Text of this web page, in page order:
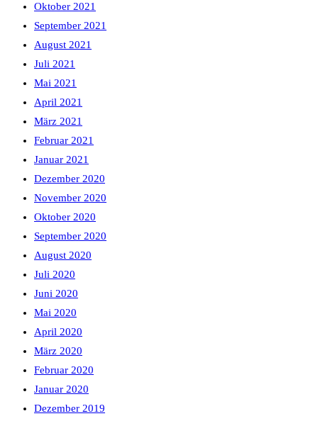
Oktober 2021
September 2021
August 2021
Juli 2021
Mai 2021
April 2021
März 2021
Februar 2021
Januar 2021
Dezember 2020
November 2020
Oktober 2020
September 2020
August 2020
Juli 2020
Juni 2020
Mai 2020
April 2020
März 2020
Februar 2020
Januar 2020
Dezember 2019